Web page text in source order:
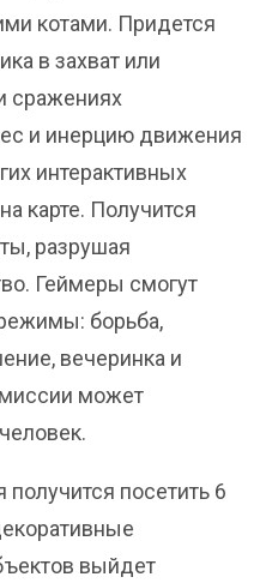
котами. Придется
в захват или
сражениях
и инерцию движения
интерактивных
карте. Получится
разрушая
Геймеры смогут
борьба,
вечеринка и
может
посетить 6
выйдет